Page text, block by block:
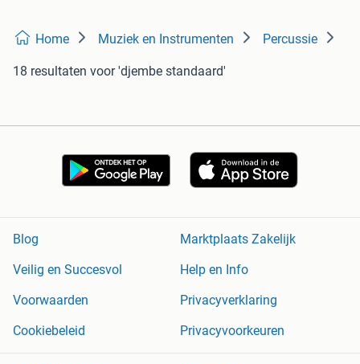
Home Muziek en Instrumenten Percussie
18 resultaten voor 'djembe standaard'
Blog
Marktplaats Zakelijk
Veilig en Succesvol
Help en Info
Voorwaarden
Privacyverklaring
Cookiebeleid
Privacyvoorkeuren